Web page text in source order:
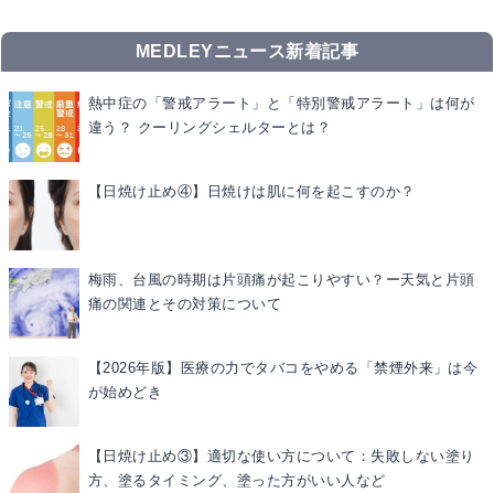
MEDLEYニュース新着記事
熱中症の「警戒アラート」と「特別警戒アラート」は何が
違う？ クーリングシェルターとは？
【日焼け止め④】日焼けは肌に何を起こすのか？
梅雨、台風の時期は片頭痛が起こりやすい？ー天気と片頭
痛の関連とその対策について
【2026年版】医療の力でタバコをやめる「禁煙外来」は今
が始めどき
【日焼け止め③】適切な使い方について：失敗しない塗り
方、塗るタイミング、塗った方がいい人など